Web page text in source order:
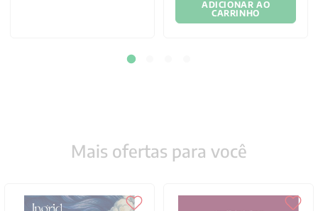
ADICIONAR AO
CARRINHO
Mais ofertas para você